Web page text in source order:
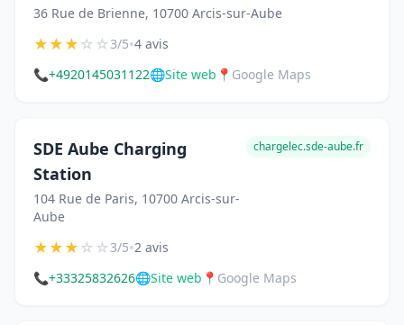
36 Rue de Brienne, 10700 Arcis-sur-Aube
★★★☆☆3/5•4 avis
📞+4920145031122🌐Site web 📍 Google Maps
SDE Aube Charging
Station
104 Rue de Paris, 10700 Arcis-sur-
Aube
chargelec.sde-aube.fr
★★★☆☆3/5•2 avis
📞+33325832626🌐Site web 📍 Google Maps